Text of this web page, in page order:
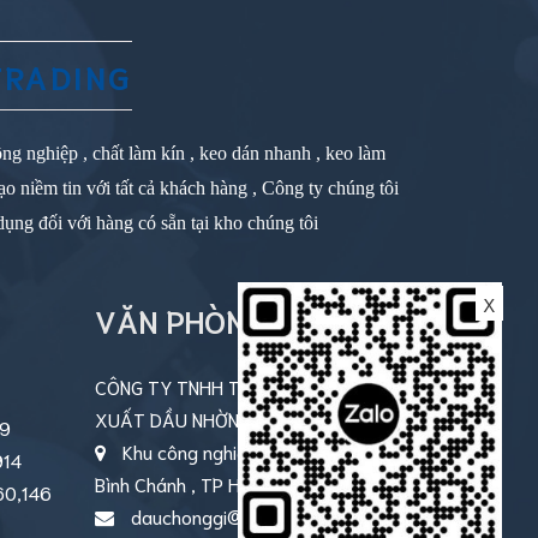
nghiệp , chất làm kín , keo dán nhanh , keo làm
niềm tin với tất cả khách hàng , Công ty chúng tôi
đối với hàng có sẵn tại kho chúng tôi
VĂN PHÒNG
CÔNG TY TNHH THƯƠNG MẠI SẢN
XUẤT DẦU NHỜN TN-SILICONE
Khu công nghiệp Lê Minh Xuân, Xả
Bình Chánh , TP HCM
dauchonggi@gmail.com
X